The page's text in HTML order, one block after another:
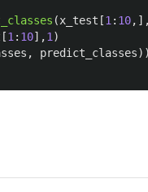
(x_test [1 : 10,],
[1 : 10],1 )
, predict_classes))